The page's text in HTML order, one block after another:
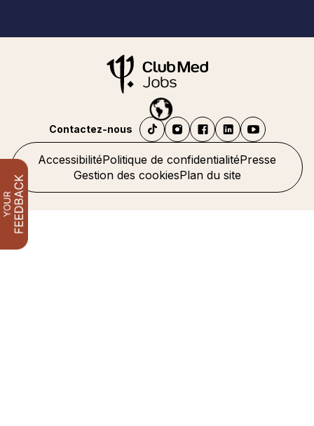
AccessibilitéPolitique de confidentialitéPresse
Gestion des cookiesPlan du site
Contactez-nous